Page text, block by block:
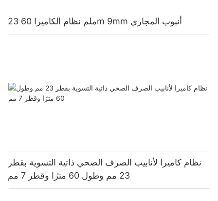
23 ملم نظام الكاميرا 60m 9mm أنبوب المجاري
نظام كاميرا لأنابيب الصرف الصحي ذاتية التسوية بقطر
23 مم وطول 60 مترًا وقطر 7 مم